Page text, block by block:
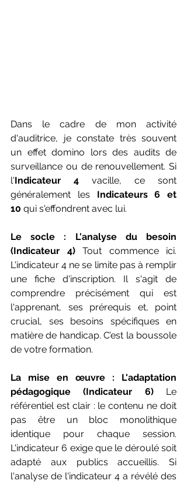
Dans le cadre de mon activité
d'auditrice, je constate très souvent
un effet domino lors des audits de
surveillance ou de renouvellement. Si
l'Indicateur 4 vacille, ce sont
généralement les Indicateurs 6 et
10 qui s'effondrent avec lui.
Le socle : L'analyse du besoin
(Indicateur 4) Tout commence ici.
L'indicateur 4 ne se limite pas à remplir
une fiche d'inscription. Il s'agit de
comprendre précisément qui est
l'apprenant, ses prérequis et, point
crucial, ses besoins spécifiques en
matière de handicap. C’est la boussole
de votre formation.
La mise en œuvre : L'adaptation
pédagogique (Indicateur 6) Le
référentiel est clair : le contenu ne doit
pas être un bloc monolithique
identique pour chaque session.
L'indicateur 6 exige que le déroulé soit
adapté aux publics accueillis. Si
l'analyse de l'indicateur 4 a révélé des